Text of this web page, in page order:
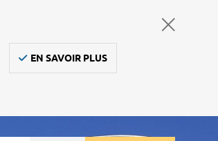
EN SAVOIR PLUS